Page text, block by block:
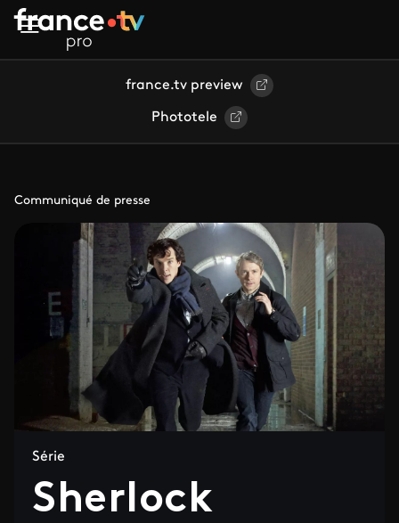
Aller au contenu principal
france.tv preview
Phototele
Communiqué de presse
Série
Sherlock